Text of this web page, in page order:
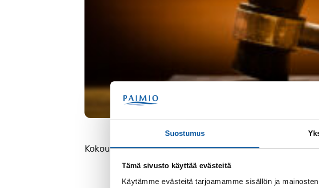
Suostumus
Tämä sivusto käyttää evästeitä
Käytämme evästeitä tarjoamamme sisällön ja
Kokousta voi seurata paikan päällä Paimiosalissa tai